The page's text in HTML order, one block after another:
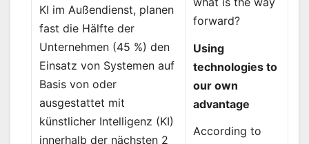
KI im Außendienst, planen
fast die Hälfte der
Unternehmen (45 %) den
Einsatz von Systemen auf
Basis von oder
ausgestattet mit
künstlicher Intelligenz (KI)
innerhalb der nächsten 2
forward?
Using
technologies to
our own
advantage
According to